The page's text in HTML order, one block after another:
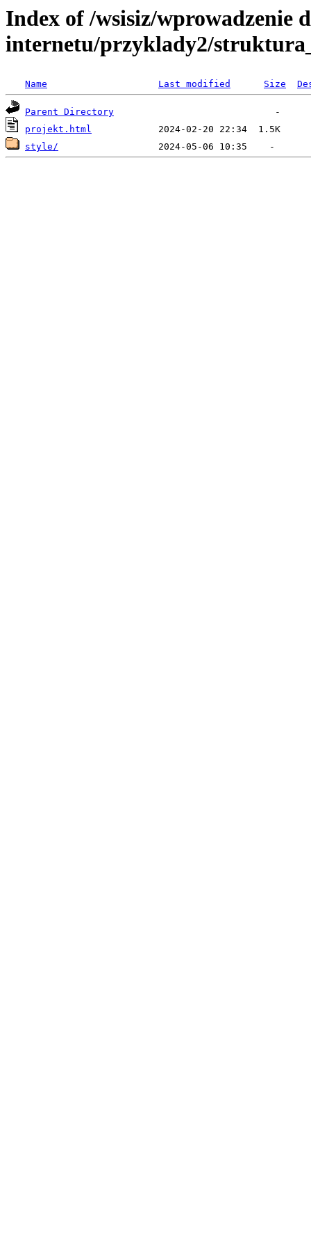
Index of /wsisiz/wprowadzenie
internetu/przyklady2/
Name Last modified Size
Parent Directory
projekt.html
style/